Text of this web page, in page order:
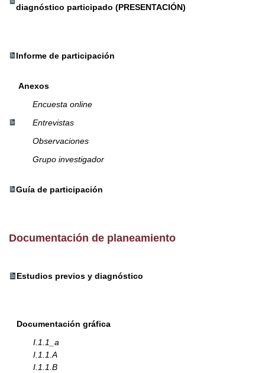
diagnóstico participado (PRESENTACIÓN)
Informe de participación
Anexos
Encuesta online
Entrevistas
Observaciones
Grupo investigador
Guía de participación
Documentación de planeamiento
Estudios previos y diagnóstico
Documentación gráfica
I.1.1_a
I.1.1.A
I.1.1.B